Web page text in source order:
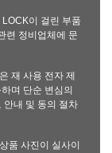
이 걸린 부품
련 정비업체에 문
재 사용 전자 제
며 단순 변심의
안내 및 동의 절차
품 사진이 실사이